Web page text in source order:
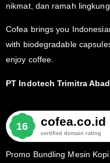
nikmat, dan ramah
Cofea brings you
with biodegradable
enjoy coffee.
PT Indotech Trimitra
Promo Bundling Mesin